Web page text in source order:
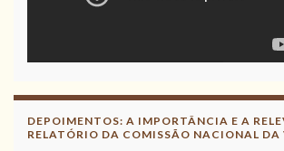
DEPOIMENTOS: A IMPORTÂNCIA E A
RELATÓRIO DA COMISSÃO NACIONAL DA